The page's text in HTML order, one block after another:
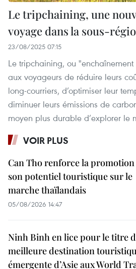
Le tripchaining, une
voyage dans la sous-
23/08/2025 07:15
Le tripchaining, ou
aux voyageurs de réduire leurs
long-courriers, d’optimiser leur
diminuer leurs émissions de
moyen plus durable d’explorer le
VOIR PLUS
Can Tho renforce la promotion
son potentiel touristique sur le
marche thaïlandais
05/08/2026 14:47
Ninh Binh en lice pour le titre
meilleure destination
émergente d’Asie aux World